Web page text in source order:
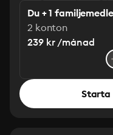
Du + 1
2 konton
239 kr /månad
Starta